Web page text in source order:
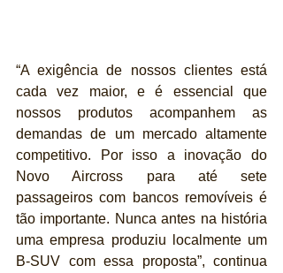
“A exigência de nossos clientes está
cada vez maior, e é essencial que
nossos produtos acompanhem as
demandas de um mercado altamente
competitivo. Por isso a inovação do
Novo Aircross para até sete
passageiros com bancos removíveis é
tão importante. Nunca antes na história
uma empresa produziu localmente um
B-SUV com essa proposta”, continua